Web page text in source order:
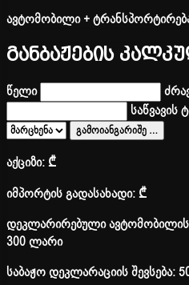
ავტომობილი +
განბაჟების
წელი
საწვავის
გამოიანგარიშე …
აქციზი:₾
იმპორტის გადასახადი:₾
დეკლარირებული ავტომობილის
300 ლარი
საბაჟო დეკლარაციის შევსება: